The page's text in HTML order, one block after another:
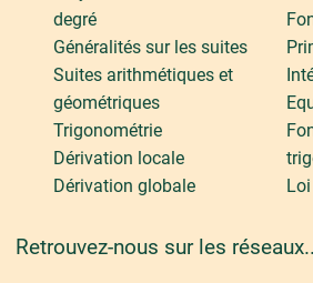
degré
Généralités sur les suites
Suites arithmétiques et
géométriques
Trigonométrie
Dérivation locale
Dérivation globale
Retrouvez-nous sur les